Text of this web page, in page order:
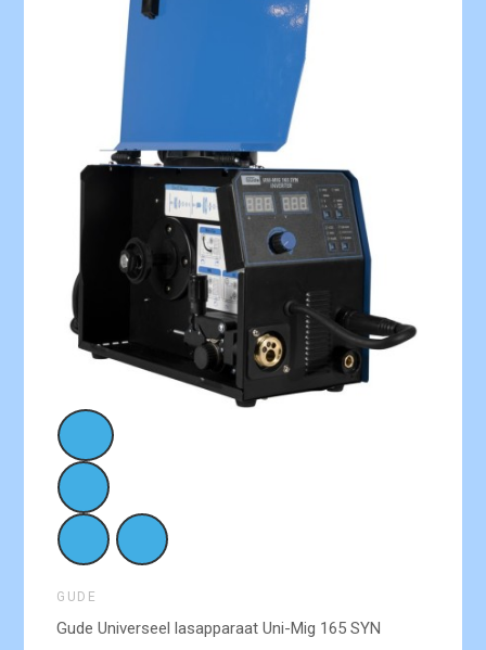
GUDE
Gude Universeel lasapparaat Uni-Mig 165 SYN